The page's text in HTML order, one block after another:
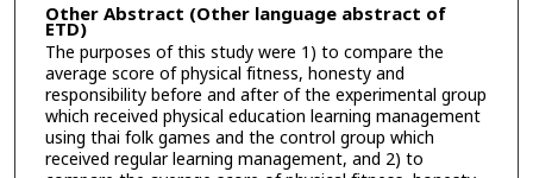
Other Abstract (Other language abstract of
ETD)
The purposes of this study were 1) to compare the
average score of physical fitness, honesty and
responsibility before and after of the experimental group
which received physical education learning management
using thai folk games and the control group which
received regular learning management, and 2) to